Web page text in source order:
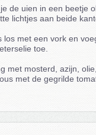
de uien in een beetje
lichtjes aan beide
los met een vork en
toe.
met mosterd, azijn,
met de gegrilde